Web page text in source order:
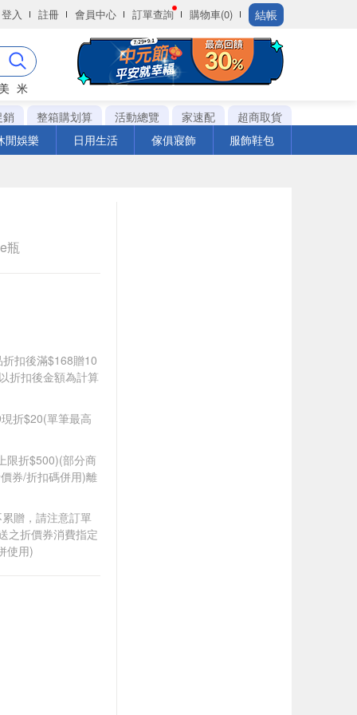
登入 註冊 會員中心 訂單查詢 購物車(0) 結帳
米
銷
整箱購划算 活動總覽 家速配
超商取貨
閒娛樂
日用生活 傢俱寢飾 服飾鞋包
瓶
扣後滿$168贈10
折扣後金額為計算
折$20(單筆最高
限折$500)(部分商
券/折扣碼併用)離
贈，請注意訂單
之折價券消費指定
使用)